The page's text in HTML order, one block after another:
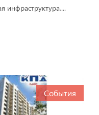
инфраструктура,...
События